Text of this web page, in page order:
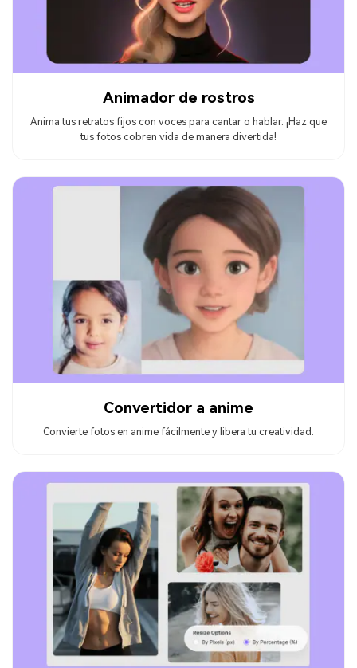
Animador de rostros
Anima tus retratos fijos con voces para cantar o hablar. ¡Haz que
tus fotos cobren vida de manera divertida!
Convertidor a anime
Convierte fotos en anime fácilmente y libera tu creatividad.